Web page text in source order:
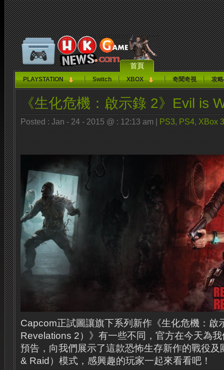
首頁
PLAYSTATION Switch XBOX 奇聞奇視 攻
《生化危機：啟示錄 2》Evil is
Posted : Jan - 24 - 2015 @ : 12:13 am | PS3, PS4, XBox
Capcom正試圖讓旗下系列新作《生化危機：啟
Revelations 2）》有一些不同，官方在今天為
預告，向我們展示了這款恐怖生存新作的戰役
& Raid）模式，感興趣的玩家一起來看看吧！